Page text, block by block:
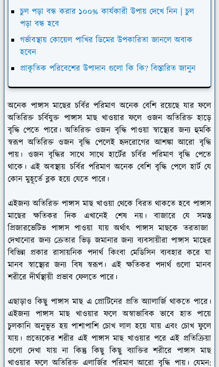
চুল পড়া বন্ধ করার ১০০% কার্যকারী উপায় দেখে নিন | চুল
পড়া বন্ধ হবে
গর্ভাবস্থায় কোয়েল পাখির ডিমের উপকারিতা জানলে অবাক
হবেন
প্রাকৃতিক পরিবেশের উপাদান গুলো কি কি? বিস্তারিত জানুন
অনেক পাঙ্গাস মাছের চর্বির পরিমাণ অনেক বেশি রয়েছে যার ফলে
অতিরিক্ত চর্বিযুক্ত পাঙ্গাস মাছ খাওয়ার ফলে ওজন অতিরিক্ত হাড়ে
বৃদ্ধি পেতে পারে। অতিরিক্ত ওজন বৃদ্ধি পাওয়া স্বাস্থ্যের জন্য হুমকি
স্বরূপ অতিরিক্ত ওজন বৃদ্ধি পেলেই হৃদরোগের আশঙ্কা আরো বৃদ্ধি
পায়। ওজন বৃদ্ধির সাথে সাথে হার্টের চর্বির পরিমাণ বৃদ্ধি পেতে
থাকে। এই অবস্থায় চর্বির পরিমাণ অনেক বেশি বৃদ্ধি পেলে হার্ট যে
কোন মুহূর্তে ব্লক হয়ে যেতে পারে।
এইজন্য অতিরিক্ত পাঙ্গাস মাছ খাওয়া থেকে বিরত থাকতে হবে পাঙ্গাস
মাছের ক্ষতিকর দিক এখানেই শেষ নয়। বাজারে যে সমস্ত
প্রিজারভেটিভ পাঙ্গাস পাওয়া যায় অর্থাৎ পাঙ্গাস মাছকে তরতাজা
দেখানোর জন্য ক্রেতার ভিড় জমানার জন্য ব্যবসায়ীরা পাঙ্গাস মাছের
বিভিন্ন প্রকার রাসায়নিক পদার্থ কিংবা মেডিসিন ব্যবহার করে যা
মানব স্বাস্থ্যের জন্য বিষ স্বরূপ। এই ক্ষতিকর পদার্থ গুলো মানব
শরীরে দীর্ঘস্থায়ী প্রভাব ফেলতে পারে।
এছাড়াও কিছু পাঙ্গাস মাছ এ প্রোটিনের প্রতি অ্যালার্জি থাকতে পারে।
এইজন্য পাঙ্গাস মাছ খাওয়ার ফলে অস্বাভাবিক ভাবে হাত পায়ে
চুলকানি অনুভূত হয় পাশাপাশি চোখ লাল হয়ে যায় এবং চোখ ফুলে
যায়। প্রত্যেকের শরীর এই পাঙ্গাস মাছ খাওয়ার পরে এই প্রতিক্রিয়া
গুলো দেখা যায় না কিন্তু কিছু কিছু ব্যাক্তির শরীরে পাঙ্গাস মাছ
খাওয়ার ফলে অতিরিক্ত এলার্জির পরিমাণ আরো বৃদ্ধি পায়। যেমন: